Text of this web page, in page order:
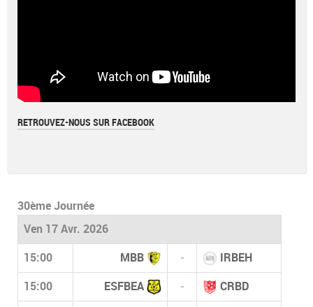
RETROUVEZ-NOUS SUR FACEBOOK
30ème Journée
Ven 17 Avr. 2026
15:00 MBB - IRBEH
15:00 ESFBEA - CRBD